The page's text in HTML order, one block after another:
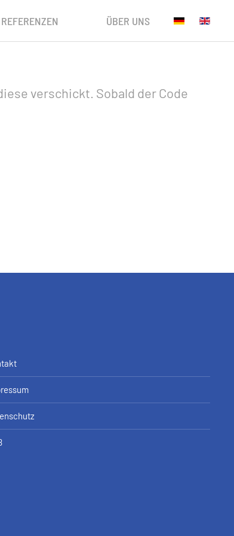
REFERENZEN ÜBER UNS
verschickt. Sobald der Code